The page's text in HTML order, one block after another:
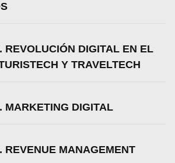
REVOLUCIÓN DIGITAL EN EL
Y TRAVELTECH
MARKETING DIGITAL
REVENUE MANAGEMENT